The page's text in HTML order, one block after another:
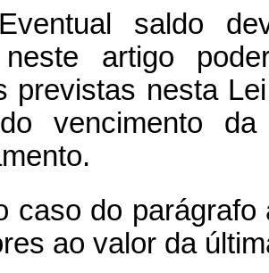
saldo
neste artigo
previstas nesta
vencimento
caso do parágrafo
ao valor da